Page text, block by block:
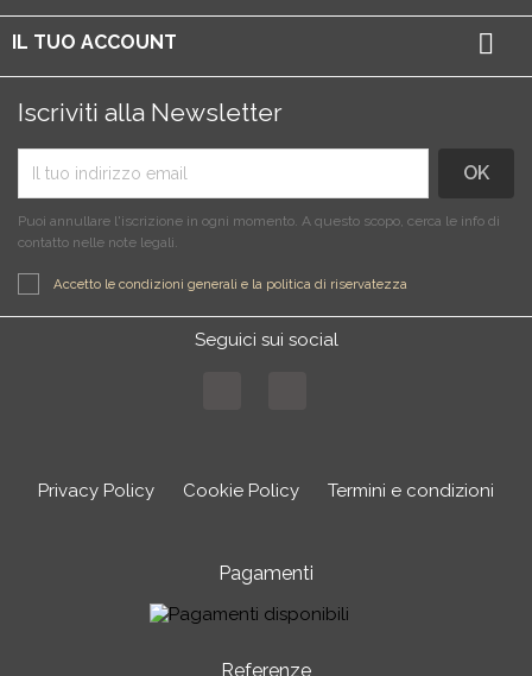
IL TUO ACCOUNT 
Iscriviti alla Newsletter
Puoi annullare l'iscrizione in ogni momento. A questo scopo, cerca le info di
contatto nelle note legali.
Accetto le condizioni generali e la politica di riservatezza
Seguici sui social
Privacy Policy Cookie Policy Termini e condizioni
Pagamenti
Referenze